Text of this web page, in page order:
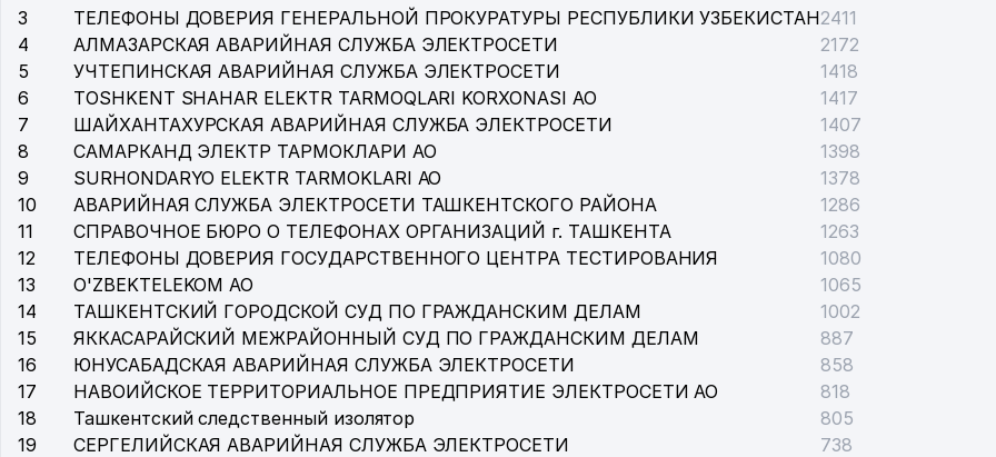
3
ТЕЛЕФОНЫ ДОВЕРИЯ ГЕНЕРАЛЬНОЙ ПРОКУРАТУРЫ РЕСПУБЛИКИ УЗБЕКИСТАН2411
4
АЛМАЗАРСКАЯ АВАРИЙНАЯ СЛУЖБА ЭЛЕКТРОСЕТИ
2172
5
УЧТЕПИНСКАЯ АВАРИЙНАЯ СЛУЖБА ЭЛЕКТРОСЕТИ
1418
6
TOSHKENT SHAHAR ELEKTR TARMOQLARI KORXONASI АО
1417
7
ШАЙХАНТАХУРСКАЯ АВАРИЙНАЯ СЛУЖБА ЭЛЕКТРОСЕТИ
1407
8
САМАРКАНД ЭЛЕКТР ТАРМОКЛАРИ АО
1398
9
SURHONDARYO ELEKTR TARMOKLARI АО
1378
10
АВАРИЙНАЯ СЛУЖБА ЭЛЕКТРОСЕТИ ТАШКЕНТСКОГО РАЙОНА
1286
11
СПРАВОЧНОЕ БЮРО О ТЕЛЕФОНАХ ОРГАНИЗАЦИЙ г. ТАШКЕНТА
1263
12
ТЕЛЕФОНЫ ДОВЕРИЯ ГОСУДАРСТВЕННОГО ЦЕНТРА ТЕСТИРОВАНИЯ
1080
13
O'ZBEKTELEKOM АО
1065
14
ТАШКЕНТСКИЙ ГОРОДСКОЙ СУД ПО ГРАЖДАНСКИМ ДЕЛАМ
1002
15
ЯККАСАРАЙСКИЙ МЕЖРАЙОННЫЙ СУД ПО ГРАЖДАНСКИМ ДЕЛАМ
887
16
ЮНУСАБАДСКАЯ АВАРИЙНАЯ СЛУЖБА ЭЛЕКТРОСЕТИ
858
17
НАВОИЙСКОЕ ТЕРРИТОРИАЛЬНОЕ ПРЕДПРИЯТИЕ ЭЛЕКТРОСЕТИ АО
818
18
Ташкентский следственный изолятор
805
19
СЕРГЕЛИЙСКАЯ АВАРИЙНАЯ СЛУЖБА ЭЛЕКТРОСЕТИ
738